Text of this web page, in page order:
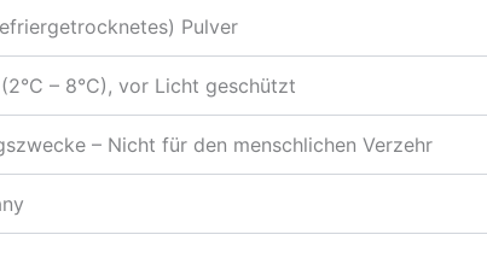
Pulver
– 8°C), vor Licht geschützt
– Nicht für den menschlichen Verzehr